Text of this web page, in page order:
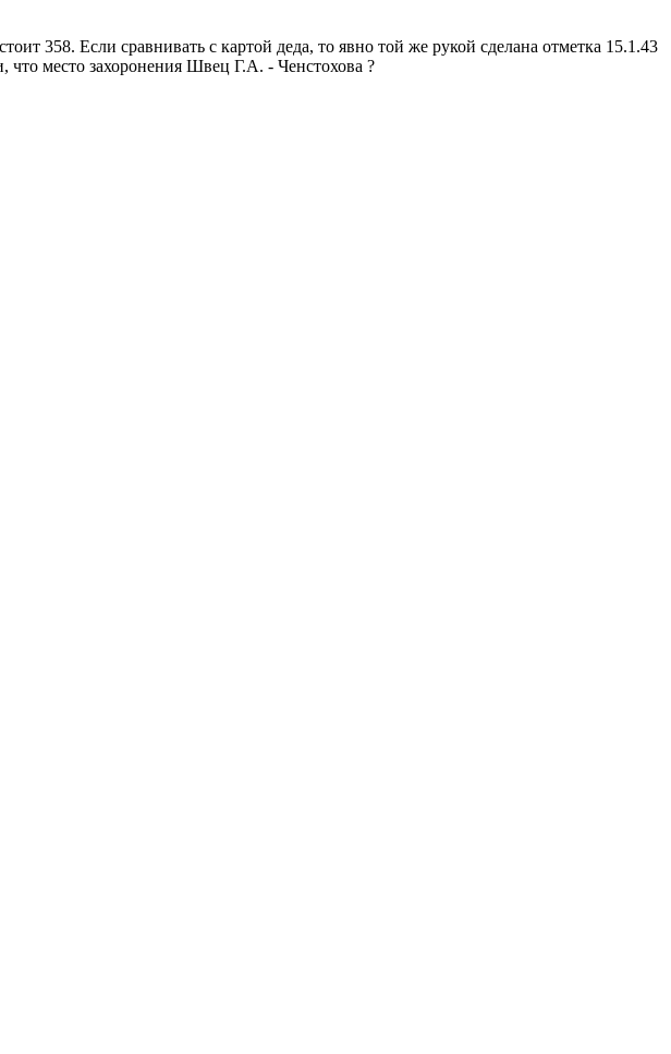
358. Если сравнивать с картой деда, то явно той же рукой сделана отметка 15.1.43
что место захоронения Швец Г.А. - Ченстохова ?